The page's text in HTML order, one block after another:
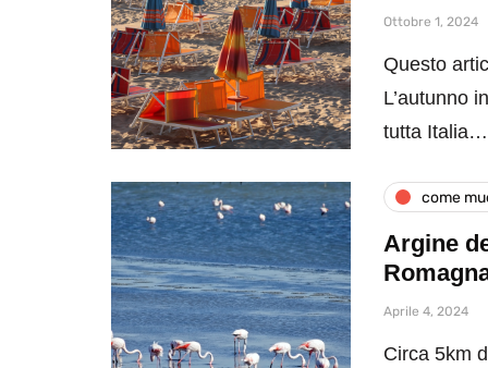
Ottobre 1, 2024
Questo
L’autunno
tutta Italia…
come
Argine
Aprile 4, 2024
Circa 5km